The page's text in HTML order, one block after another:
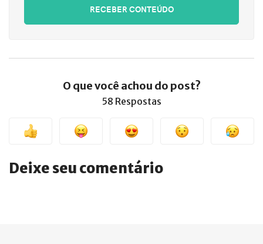
RECEBER CONTEÚDO
O que você achou do post?
58 Respostas
Deixe seu comentário